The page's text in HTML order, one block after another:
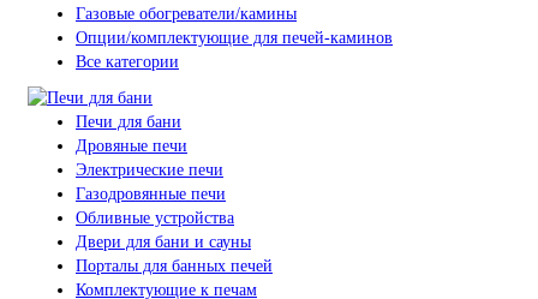
Газовые обогреватели/камины
Опции/комплектующие для печей-каминов
Все категории
Печи для бани
Дровяные печи
Электрические печи
Газодровянные печи
Обливные устройства
Двери для бани и сауны
Порталы для банных печей
Комплектующие к печам